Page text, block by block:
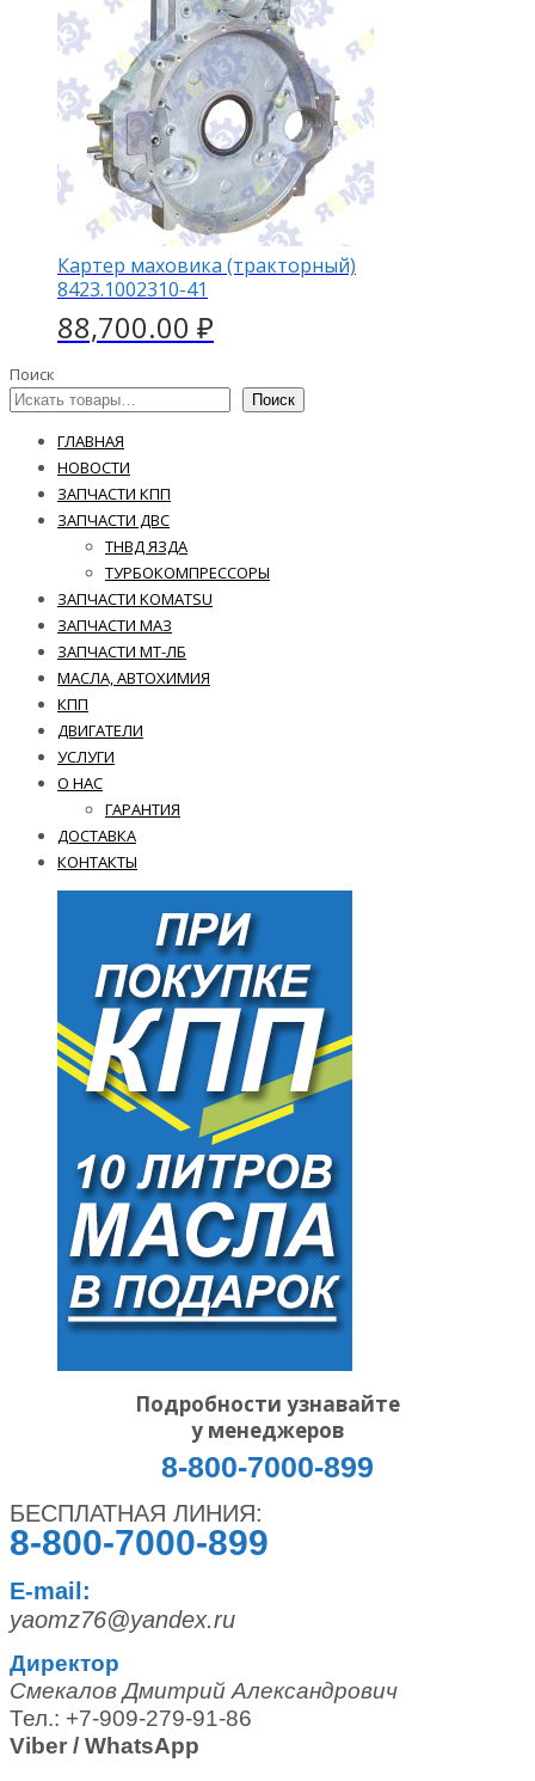
Картер маховика (тракторный)
8423.1002310-41
88,700.00 ₽
Поиск
Поиск
ГЛАВНАЯ
НОВОСТИ
ЗАПЧАСТИ КПП
ЗАПЧАСТИ ДВС
ТНВД ЯЗДА
ТУРБОКОМПРЕССОРЫ
ЗАПЧАСТИ KOMATSU
ЗАПЧАСТИ МАЗ
ЗАПЧАСТИ МТ-ЛБ
МАСЛА, АВТОХИМИЯ
КПП
ДВИГАТЕЛИ
УСЛУГИ
О НАС
ГАРАНТИЯ
ДОСТАВКА
КОНТАКТЫ
Подробности узнавайте
у менеджеров
8-800-7000-899
БЕСПЛАТНАЯ ЛИНИЯ:
8-800-7000-899
E-mail:
yaomz76@yandex.ru
Директор
Смекалов Дмитрий Александрович
Тел.: +7-909-279-91-86
Viber / WhatsApp